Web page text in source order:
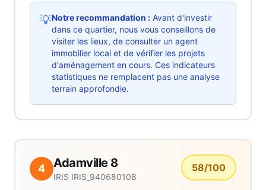
💡Notre recommandation : Avant d'investir
dans ce quartier, nous vous conseillons de
visiter les lieux, de consulter un agent
immobilier local et de vérifier les projets
d'aménagement en cours. Ces indicateurs
statistiques ne remplacent pas une analyse
terrain approfondie.
4 Adamville 8
IRIS IRIS_940680108
58/100